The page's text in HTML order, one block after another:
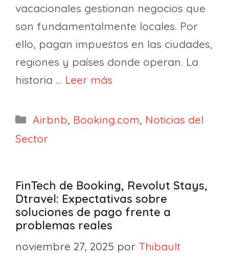
vacacionales gestionan negocios que
son fundamentalmente locales. Por
ello, pagan impuestos en las ciudades,
regiones y países donde operan. La
historia … Leer más
Categorías
Airbnb, Booking.com, Noticias del
Sector
FinTech de Booking, Revolut Stays,
Dtravel: Expectativas sobre
soluciones de pago frente a
problemas reales
noviembre 27, 2025 por Thibault